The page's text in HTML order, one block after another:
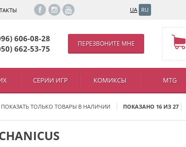
UA RU
606-08-28
662-53-75
ПЕРЕЗВОНИТЕ МНЕ
СЕРИИ ИГР КОМИКСЫ MTG
ПОКАЗАТЬ ТОЛЬКО ТОВАРЫ В НАЛИЧИИ ПОКАЗАНО 16 ИЗ 27